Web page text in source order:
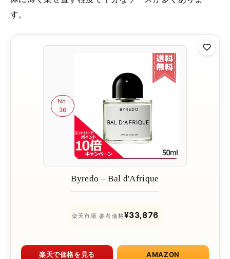
す。
No.
36
Byredo – Bal d'Afrique
楽天市場 参考価格¥33,876
楽天で価格を見る AMAZON